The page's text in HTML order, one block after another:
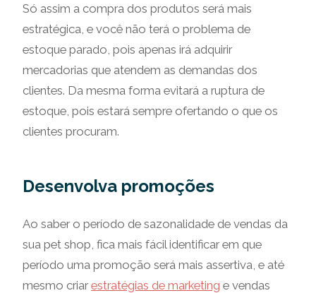
Só assim a compra dos produtos será mais
estratégica, e você não terá o problema de
estoque parado, pois apenas irá adquirir
mercadorias que atendem as demandas dos
clientes. Da mesma forma evitará a ruptura de
estoque, pois estará sempre ofertando o que os
clientes procuram.
Desenvolva promoções
Ao saber o período de sazonalidade de vendas da
sua pet shop, fica mais fácil identificar em que
período uma promoção será mais assertiva, e até
mesmo criarestratégias de marketing e vendas